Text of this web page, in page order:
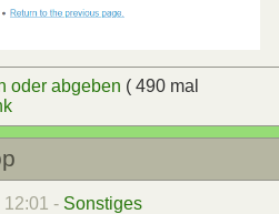
oder abgeben ( 490 mal
12:01 - Sonstiges